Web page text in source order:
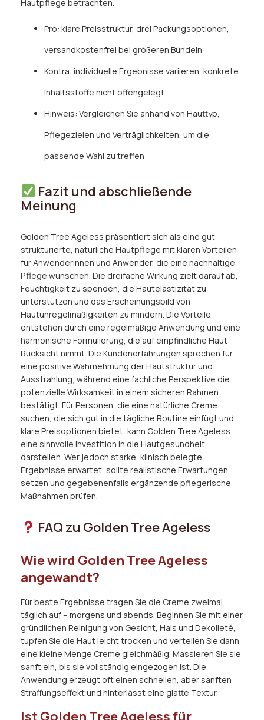
Hautpflege betrachten.
Pro: klare Preisstruktur, drei Packungsoptionen,
versandkostenfrei bei größeren Bündeln
Kontra: individuelle Ergebnisse variieren, konkrete
Inhaltsstoffe nicht offengelegt
Hinweis: Vergleichen Sie anhand von Hauttyp,
Pflegezielen und Verträglichkeiten, um die
passende Wahl zu treffen
Fazit und abschließende
Meinung
Golden Tree Ageless präsentiert sich als eine gut
strukturierte, natürliche Hautpflege mit klaren Vorteilen
für Anwenderinnen und Anwender, die eine nachhaltige
Pflege wünschen. Die dreifache Wirkung zielt darauf ab,
Feuchtigkeit zu spenden, die Hautelastizität zu
unterstützen und das Erscheinungsbild von
Hautunregelmäßigkeiten zu mindern. Die Vorteile
entstehen durch eine regelmäßige Anwendung und eine
harmonische Formulierung, die auf empfindliche Haut
Rücksicht nimmt. Die Kundenerfahrungen sprechen für
eine positive Wahrnehmung der Hautstruktur und
Ausstrahlung, während eine fachliche Perspektive die
potenzielle Wirksamkeit in einem sicheren Rahmen
bestätigt. Für Personen, die eine natürliche Creme
suchen, die sich gut in die tägliche Routine einfügt und
klare Preisoptionen bietet, kann Golden Tree Ageless
eine sinnvolle Investition in die Hautgesundheit
darstellen. Wer jedoch starke, klinisch belegte
Ergebnisse erwartet, sollte realistische Erwartungen
setzen und gegebenenfalls ergänzende pflegerische
Maßnahmen prüfen.
FAQ zu Golden Tree Ageless
Wie wird Golden Tree Ageless
angewandt?
Für beste Ergebnisse tragen Sie die Creme zweimal
täglich auf – morgens und abends. Beginnen Sie mit einer
gründlichen Reinigung von Gesicht, Hals und Dekolleté,
tupfen Sie die Haut leicht trocken und verteilen Sie dann
eine kleine Menge Creme gleichmäßig. Massieren Sie sie
sanft ein, bis sie vollständig eingezogen ist. Die
Anwendung erzeugt oft einen schnellen, aber sanften
Straffungseffekt und hinterlässt eine glatte Textur.
Ist Golden Tree Ageless für